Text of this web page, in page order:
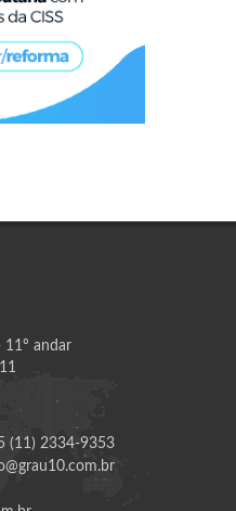
11º andar
(11) 2334-9353